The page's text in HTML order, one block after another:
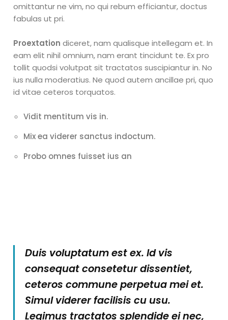
omittantur ne vim, no qui rebum efficiantur, doctus
fabulas ut pri.
Proextation diceret, nam qualisque intellegam et. In
eam elit nihil omnium, nam erant tincidunt te. Ex pro
tollit quodsi volutpat sit tractatos suscipiantur in. No
ius nulla moderatius. Ne quod autem ancillae pri, quo
id vitae ceteros torquatos.
Vidit mentitum vis in.
Mix ea viderer sanctus indoctum.
Probo omnes fuisset ius an
Duis voluptatum est ex. Id vis
consequat consetetur dissentiet,
ceteros commune perpetua mei et.
Simul viderer facilisis cu usu.
Legimus tractatos splendide ei nec,